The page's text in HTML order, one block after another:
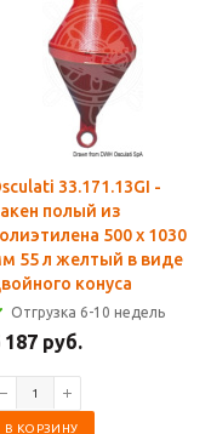
33.171.13GI -
полый из
500 x 1030
55 л желтый в виде
конуса
Отгрузка 6-10 недель
187 руб.
В КОРЗИНУ